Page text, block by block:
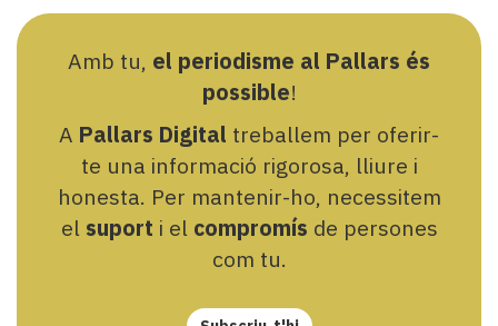
Amb tu, el periodisme al Pallars és
possible!
A Pallars Digital treballem per oferir-
te una informació rigorosa, lliure i
honesta. Per mantenir-ho, necessitem
el suport i el compromís de persones
com tu.